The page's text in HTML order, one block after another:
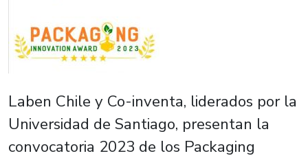
Laben Chile y Co-inventa, liderados por la
Universidad de Santiago, presentan la
convocatoria 2023 de los Packaging